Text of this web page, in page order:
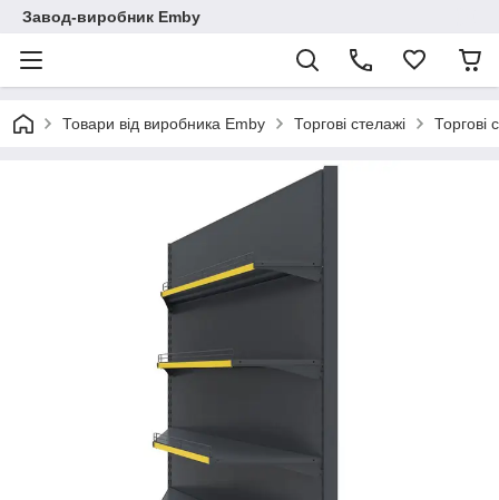
Завод-виробник Emby
Товари від виробника Emby Торгові стелажі Торгові